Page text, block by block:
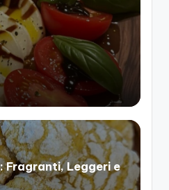
Fragranti, Leggeri e